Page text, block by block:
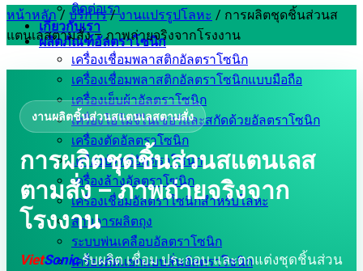
ติดต่อเรา
เกี่ยวกับเรา
ผลิตภัณฑ์อัลตราโซนิก
เครื่องเชื่อมพลาสติกอัลตราโซนิก
เครื่องเชื่อมพลาสติกอัลตราโซนิกแบบมือถือ
เครื่องเย็บผ้าอัลตราโซนิก
เครื่องโฮโมจีไนเซอร์และสกัดด้วยอัลตราโซนิก
เครื่องตัดอัลตราโซนิก
เครื่องบัดกรีอัลตราโซนิก
เครื่องล้างอัลตราโซนิก
เครื่องเชื่อมอัลตราโซนิกสำหรับโลหะ
สายการผลิตถุง
ระบบพ่นเคลือบอัลตราโซนิก
เครื่องคัดแยกแบบสั่นอัลตราโซนิก
หน้าหลัก / บริการ / งานแปรรูปโลหะ / การผลิตชุดชิ้นส่วนส
แตนเลสตามสั่ง – ภาพถ่ายจริงจากโรงงาน
งานผลิตชิ้นส่วนสแตนเลสตามสั่ง
การผลิตชุดชิ้นส่วนสแตนเลส
ตามสั่ง – ภาพถ่ายจริงจาก
โรงงาน
VietSonicรับผลิต เชื่อม ประกอบ และตกแต่งชุดชิ้นส่วน